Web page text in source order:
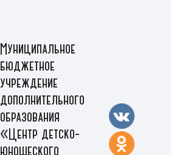
Муниципальное
бюджетное
учреждение
дополнительного
образования
«Центр детско-
юношеского